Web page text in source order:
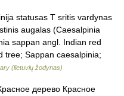
statusas T sritis vardynas
augalas (Caesalpinia
sappan angl. Indian red
tree; Sappan caesalpinia;
(lietuvių žodynas)
дерево Красное